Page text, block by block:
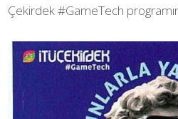
Çekirdek #GameTech